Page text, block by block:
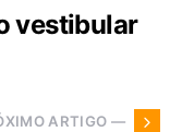
vestibular
ARTIGO —